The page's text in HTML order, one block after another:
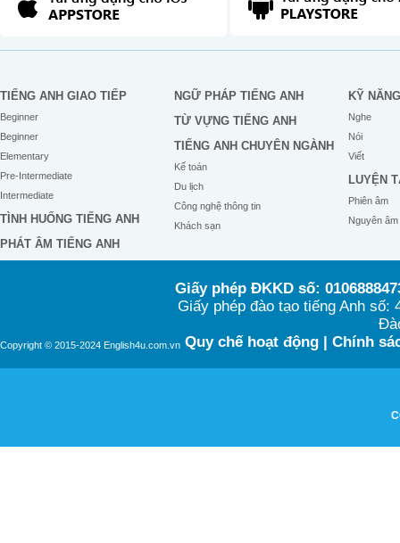
TIẾNG ANH GIAO TIẾP
Beginner
Beginner
Elementary
Pre-Intermediate
Intermediate
TÌNH HUỐNG TIẾNG ANH
PHÁT ÂM TIẾNG ANH
NGỮ PHÁP TIẾNG ANH
TỪ VỰNG TIẾNG ANH
TIẾNG ANH CHUYÊN NGÀNH
Kế toán
Du lịch
Công nghệ thông tin
Khách sạn
KỸ NĂNG
Nghe
Nói
Viết
LUYỆN
Phiên âm
Nguyên âm
Copyright © 2015-2024 English4u.com.vn
Giấy phép ĐKKD số:
Giấy phép đào tạo tiếng Anh
Quy chế hoạt động| Chính